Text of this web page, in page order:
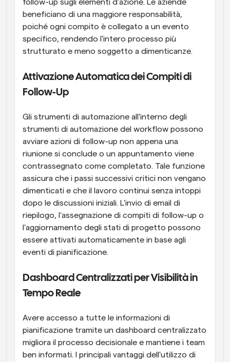
follow-up sugli elementi d'azione. Le aziende
beneficiano di una maggiore responsabilità,
poiché ogni compito è collegato a un evento
specifico, rendendo l'intero processo più
strutturato e meno soggetto a dimenticanze.
Attivazione Automatica dei Compiti di
Follow-Up
Gli strumenti di automazione all'interno degli
strumenti di automazione del workflow possono
avviare azioni di follow-up non appena una
riunione si conclude o un appuntamento viene
contrassegnato come completato. Tale funzione
assicura che i passi successivi critici non vengano
dimenticati e che il lavoro continui senza intoppi
dopo le discussioni iniziali. L'invio di email di
riepilogo, l'assegnazione di compiti di follow-up o
l'aggiornamento degli stati di progetto possono
essere attivati automaticamente in base agli
eventi di pianificazione.
Dashboard Centralizzati per Visibilità in
Tempo Reale
Avere accesso a tutte le informazioni di
pianificazione tramite un dashboard centralizzato
migliora il processo decisionale e mantiene i team
ben informati. I principali vantaggi dell'utilizzo di